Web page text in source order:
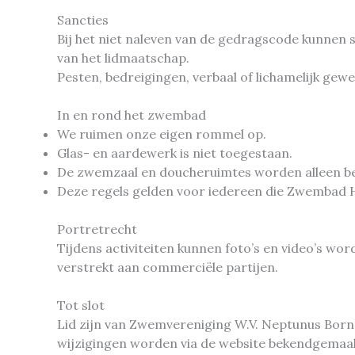
Sancties
Bij het niet naleven van de gedragscode
van het lidmaatschap.
Pesten, bedreigingen, verbaal of lichamelijk
In en rond het zwembad
We ruimen onze eigen rommel op.
Glas- en aardewerk is niet toegestaan.
De zwemzaal en doucheruimtes worden alleen
Deze regels gelden voor iedereen die Zwembad
Portretrecht
Tijdens activiteiten kunnen foto’s en video’s
verstrekt aan commerciële partijen.
Tot slot
Lid zijn van Zwemvereniging W.V. Neptunus
wijzigingen worden via de website